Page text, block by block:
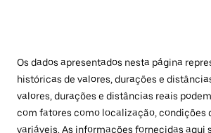
Os dados apresentados nesta página
históricas de valores, durações e
valores, durações e distâncias reais
com fatores como localização, condições
variáveis. As informações fornecidas aqui